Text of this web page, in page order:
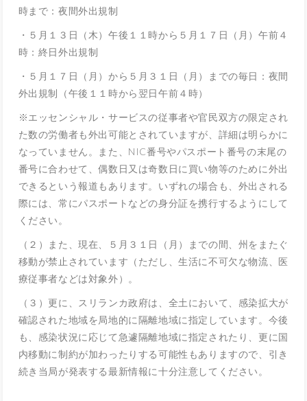
時まで：夜間外出規制
・５月１３日（木）午後１１時から５月１７日（月）午前４
時：終日外出規制
・５月１７日（月）から５月３１日（月）までの毎日：夜間
外出規制（午後１１時から翌日午前４時）
※エッセンシャル・サービスの従事者や官民双方の限定され
た数の労働者も外出可能とされていますが、詳細は明らかに
なっていません。また、NIC番号やパスポート番号の末尾の
番号に合わせて、偶数日又は奇数日に買い物等のために外出
できるという報道もあります。いずれの場合も、外出される
際には、常にパスポートなどの身分証を携行するようにして
ください。
（２）また、現在、５月３１日（月）までの間、州をまたぐ
移動が禁止されています（ただし、生活に不可欠な物流、医
療従事者などは対象外）。
（３）更に、スリランカ政府は、全土において、感染拡大が
確認された地域を局地的に隔離地域に指定しています。今後
も、感染状況に応じて急遽隔離地域に指定されたり、更に国
内移動に制約が加わったりする可能性もありますので、引き
続き当局が発表する最新情報に十分注意してください。